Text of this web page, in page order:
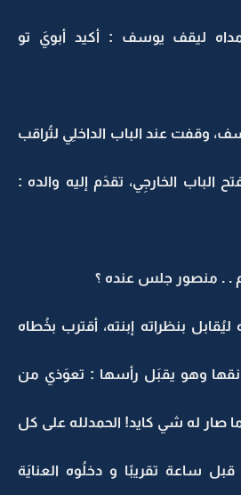
ليقف يوسف : أكيد أبويَ تو
وقفت عند الباب الداخلِي لتُراقب
الباب الخارجِي، تقدَم إليه والده :
. . منصور جلس عنده ؟
بنظراته إبنته، أقترب بخُطاه
عانقها وهو يقبَل رأسها : تعوَذي من
صار له شي كايد! الحمدلله على كل
ساعة تقريبًا و دخلُوه العنايَة